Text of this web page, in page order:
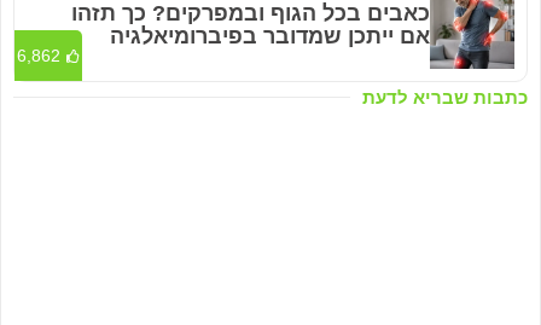
כתבות שבריא לדעת
כאבים בכל הגוף ובמפרקים? כך תזהו
אם ייתכן שמדובר בפיברומיאלגיה
6,862